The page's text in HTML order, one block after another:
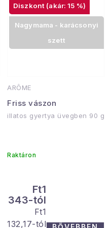
ARÔME
Friss vászon
(akár: 15 %)
Nagymama - karácsonyi
szett
illatos gyertya üvegben 90 g
Raktáron
Ft1
343-tól
Egységár:
Ft1
132,17-tól